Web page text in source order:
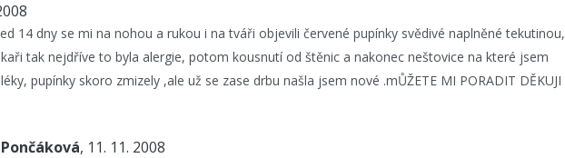
14 dny se mi na nohou a rukou i na tváři objevili červené pupínky svědivé naplněné tekutinou,
tak nejdříve to byla alergie, potom kousnutí od štěnic a nakonec neštovice na které jsem
pupínky skoro zmizely ,ale už se zase drbu našla jsem nové .mŮŽETE MI PORADIT DĚKUJI
, 11. 11. 2008